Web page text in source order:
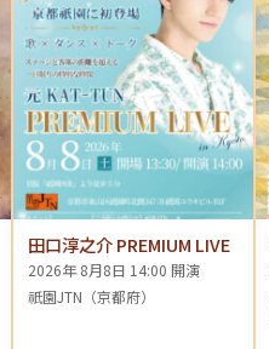
田口淳之介 PREMIUM LIVE
2026年 8月8日 14:00 開演
祇園JTN（京都府）